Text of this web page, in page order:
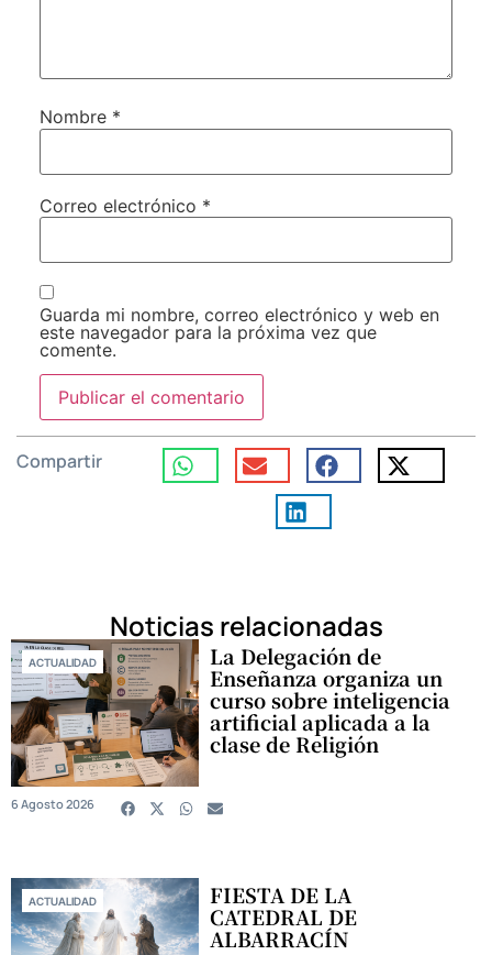
Nombre *
Correo electrónico *
Guarda mi nombre, correo electrónico y web en
este navegador para la próxima vez que
comente.
Compartir
Noticias relacionadas
ACTUALIDAD La Delegación de
Enseñanza organiza un
curso sobre inteligencia
artificial aplicada a la
clase de Religión
6 Agosto 2026
ACTUALIDAD FIESTA DE LA
CATEDRAL DE
ALBARRACÍN